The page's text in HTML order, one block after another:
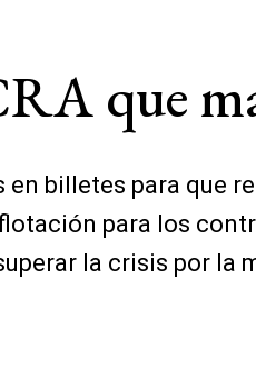
que
billetes para que
para los
la crisis por la